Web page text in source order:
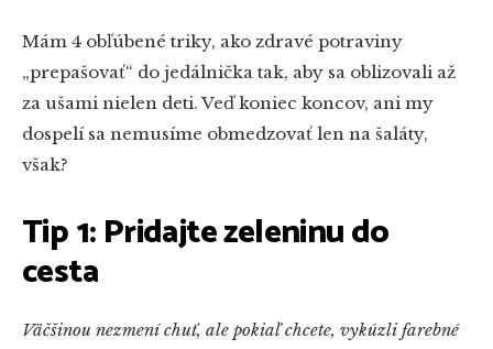
Mám 4 obľúbené triky, ako zdravé potraviny
„prepašovať“ do jedálnička tak, aby sa oblizovali až
za ušami nielen deti. Veď koniec koncov, ani my
dospelí sa nemusíme obmedzovať len na šaláty,
však?
Tip 1: Pridajte zeleninu do
cesta
Väčšinou nezmení chuť, ale pokiaľ chcete, vykúzli farebné